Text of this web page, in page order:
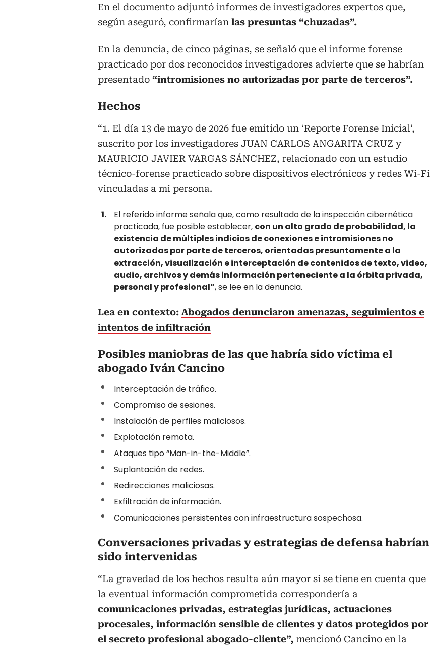
En el documento adjuntó informes de investigadores expertos que,
según aseguró, confirmarían las presuntas “chuzadas”.
En la denuncia, de cinco páginas, se señaló que el informe forense
practicado por dos reconocidos investigadores advierte que se habrían
presentado “intromisiones no autorizadas por parte de terceros”.
Hechos
“1. El día 13 de mayo de 2026 fue emitido un ‘Reporte Forense Inicial’,
suscrito por los investigadores JUAN CARLOS ANGARITA CRUZ y
MAURICIO JAVIER VARGAS SÁNCHEZ, relacionado con un estudio
técnico-forense practicado sobre dispositivos electrónicos y redes Wi-Fi
vinculadas a mi persona.
El referido informe señala que, como resultado de la inspección cibernética
practicada, fue posible establecer, con un alto grado de probabilidad, la
existencia de múltiples indicios de conexiones e intromisiones no
autorizadas por parte de terceros, orientadas presuntamente a la
extracción, visualización e interceptación de contenidos de texto, video,
audio, archivos y demás información perteneciente a la órbita privada,
personal y profesional”, se lee en la denuncia.
Lea en contexto: Abogados denunciaron amenazas, seguimientos e
intentos de infiltración
Posibles maniobras de las que habría sido víctima el
abogado Iván Cancino
Interceptación de tráfico.
Compromiso de sesiones.
Instalación de perfiles maliciosos.
Explotación remota.
Ataques tipo “Man-in-the-Middle”.
Suplantación de redes.
Redirecciones maliciosas.
Exfiltración de información.
Comunicaciones persistentes con infraestructura sospechosa.
Conversaciones privadas y estrategias de defensa habrían
sido intervenidas
“La gravedad de los hechos resulta aún mayor si se tiene en cuenta que
la eventual información comprometida correspondería a
comunicaciones privadas, estrategias jurídicas, actuaciones
procesales, información sensible de clientes y datos protegidos por
el secreto profesional abogado-cliente”, mencionó Cancino en la